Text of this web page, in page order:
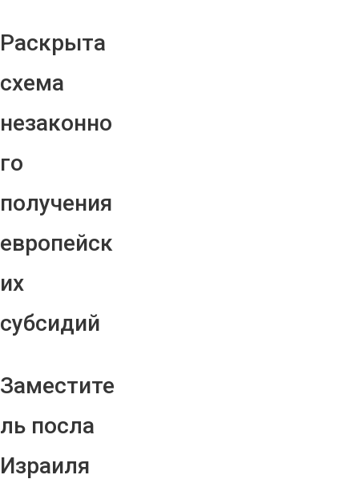
Раскрыта
схема
незаконно
го
получения
европейск
их
субсидий
Заместите
ль посла
Израиля